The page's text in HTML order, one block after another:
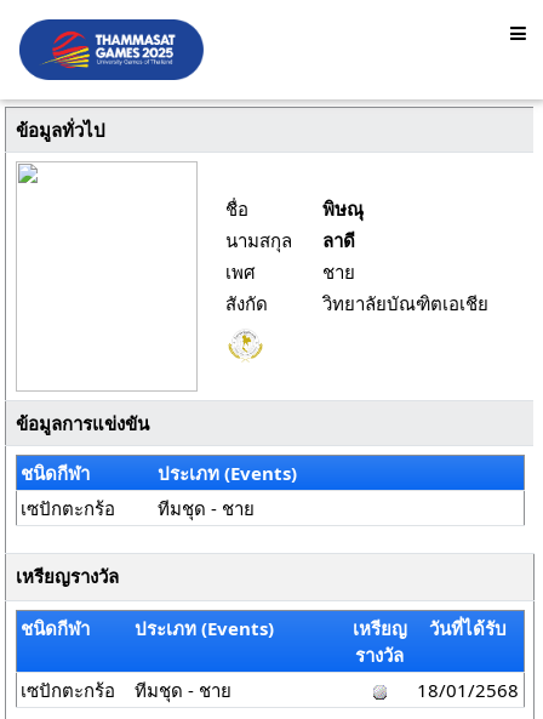
ข้อมูลทั่วไป
ชื่อ
พิษณุ
นามสกุล
ลาดี
เพศ
ชาย
สังกัด
วิทยาลัยบัณฑิตเอเชีย
ข้อมูลการแข่งขัน
ชนิดกีฬา
ประเภท (Events)
เซปักตะกร้อ
ทีมชุด - ชาย
เหรียญรางวัล
ชนิดกีฬา ประเภท (Events)
เหรียญ
รางวัล
วันที่ได้รับ
เซปักตะกร้อ ทีมชุด - ชาย 18/01/2568